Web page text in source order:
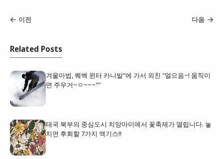
이전 다음
Related Posts
겨울마법, 퀘벡 윈터 카니발"에 가서 외친 "얼으음~! 움직이
면 주우거~ㅇ~~~""
태국 북부의 중심도시 치앙마이에서 꽃축제가 열립니다. 놓
치면 후회할 7가지 액기스!!